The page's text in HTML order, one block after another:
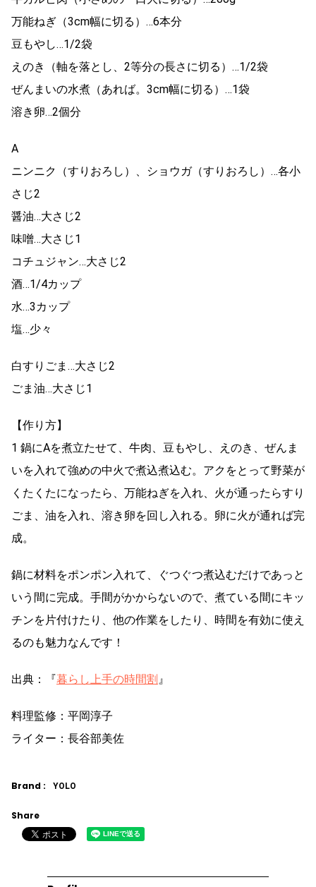
万能ねぎ（3cm幅に切る）…6本分
豆もやし…1/2袋
えのき（軸を落とし、2等分の長さに切る）…1/2袋
ぜんまいの水煮（あれば。3cm幅に切る）…1袋
溶き卵…2個分
A
ニンニク（すりおろし）、ショウガ（すりおろし）…各小
さじ2
醤油…大さじ2
味噌…大さじ1
コチュジャン…大さじ2
酒…1/4カップ
水…3カップ
塩…少々
白すりごま…大さじ2
ごま油…大さじ1
【作り方】
1 鍋にAを煮立たせて、牛肉、豆もやし、えのき、ぜんま
いを入れて強めの中火で煮込煮込む。アクをとって野菜が
くたくたになったら、万能ねぎを入れ、火が通ったらすり
ごま、油を入れ、溶き卵を回し入れる。卵に火が通れば完
成。
鍋に材料をポンポン入れて、ぐつぐつ煮込むだけであっと
いう間に完成。手間がかからないので、煮ている間にキッ
チンを片付けたり、他の作業をしたり、時間を有効に使え
るのも魅力なんです！
出典：『暮らし上手の時間割 』
料理監修：平岡淳子
ライター：長谷部美佐
Brand : YOLO
Share